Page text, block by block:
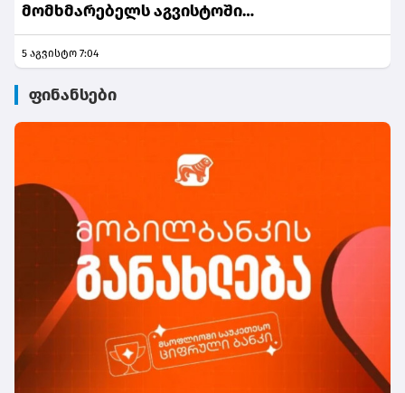
მომხმარებელს აგვისტოში
განსაკუთრებული შეთავაზებები მოუმზადა
5 აგვისტო 7:04
ფინანსები